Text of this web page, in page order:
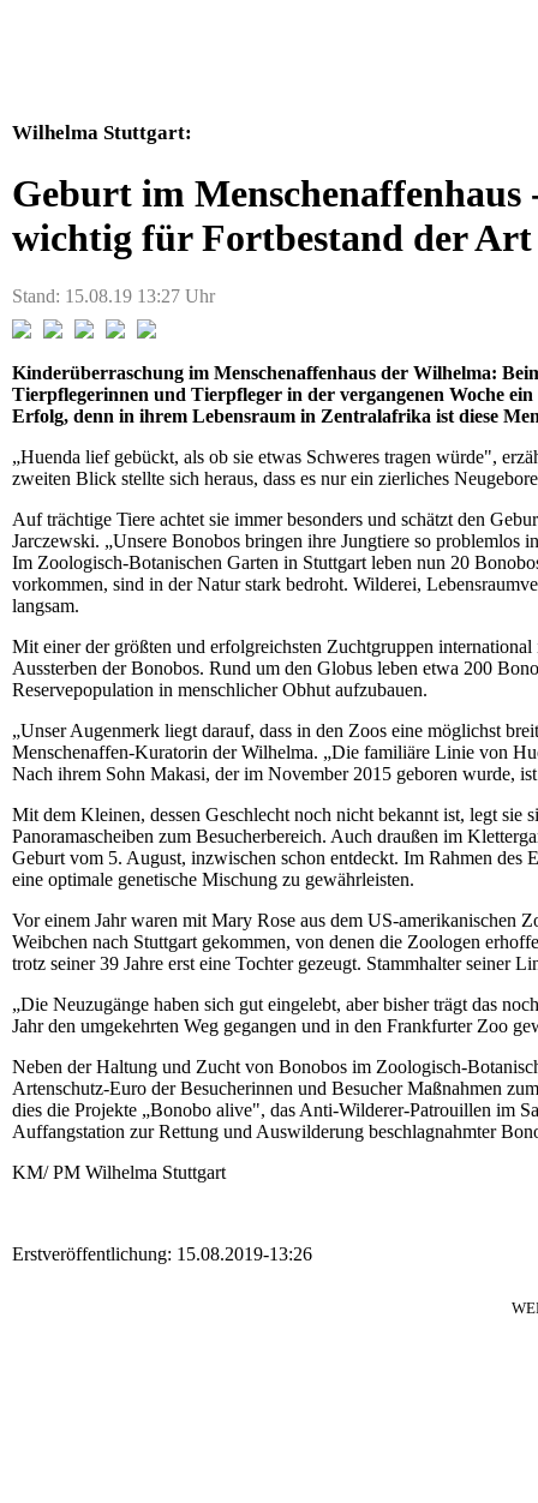
Wilhelma Stuttgart:
Geburt im Menschenaffenhaus
wichtig für Fortbestand der Art
Stand: 15.08.19 13:27 Uhr
Kinderüberraschung im Menschenaffenhaus der Wilhelma:
Tierpflegerinnen und Tierpfleger in der vergangenen Woche
Erfolg, denn in ihrem Lebensraum in Zentralafrika ist diese
„Huenda lief gebückt, als ob sie etwas Schweres tragen würde",
zweiten Blick stellte sich heraus, dass es nur ein zierliches
Auf trächtige Tiere achtet sie immer besonders und schätzt den
Jarczewski. „Unsere Bonobos bringen ihre Jungtiere so problemlos
Im Zoologisch-Botanischen Garten in Stuttgart leben nun 20
vorkommen, sind in der Natur stark bedroht. Wilderei,
langsam.
Mit einer der größten und erfolgreichsten Zuchtgruppen
Aussterben der Bonobos. Rund um den Globus leben etwa 200
Reservepopulation in menschlicher Obhut aufzubauen.
„Unser Augenmerk liegt darauf, dass in den Zoos eine möglichst
Menschenaffen-Kuratorin der Wilhelma. „Die familiäre Linie von
Nach ihrem Sohn Makasi, der im November 2015 geboren wurde,
Mit dem Kleinen, dessen Geschlecht noch nicht bekannt ist, legt sie
Panoramascheiben zum Besucherbereich. Auch draußen im
Geburt vom 5. August, inzwischen schon entdeckt. Im Rahmen des
eine optimale genetische Mischung zu gewährleisten.
Vor einem Jahr waren mit Mary Rose aus dem US-
Weibchen nach Stuttgart gekommen, von denen die Zoologen
trotz seiner 39 Jahre erst eine Tochter gezeugt. Stammhalter seiner
„Die Neuzugänge haben sich gut eingelebt, aber bisher trägt das
Jahr den umgekehrten Weg gegangen und in den Frankfurter Zoo
Neben der Haltung und Zucht von Bonobos im Zoologisch-
Artenschutz-Euro der Besucherinnen und Besucher Maßnahmen
dies die Projekte „Bonobo alive", das Anti-Wilderer-Patrouillen im
Auffangstation zur Rettung und Auswilderung beschlagnahmter
KM/ PM Wilhelma Stuttgart
Erstveröffentlichung: 15.08.2019-13:26